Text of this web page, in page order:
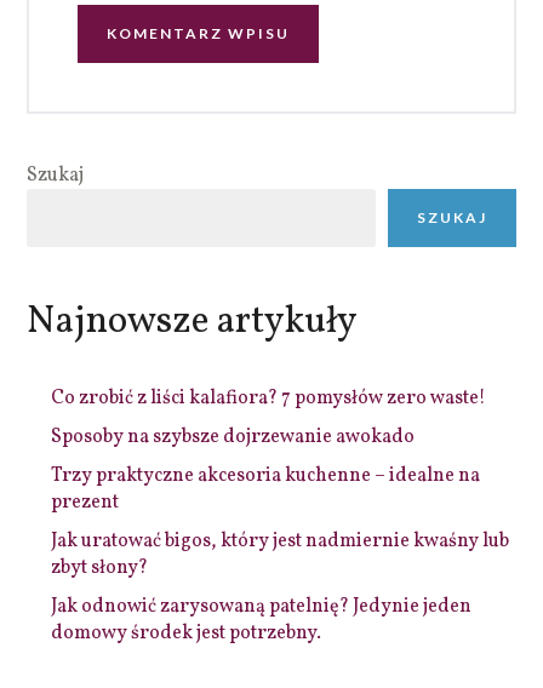
Szukaj
SZUKAJ
Najnowsze artykuły
Co zrobić z liści kalafiora? 7 pomysłów zero waste!
Sposoby na szybsze dojrzewanie awokado
Trzy praktyczne akcesoria kuchenne – idealne na
prezent
Jak uratować bigos, który jest nadmiernie kwaśny lub
zbyt słony?
Jak odnowić zarysowaną patelnię? Jedynie jeden
domowy środek jest potrzebny.